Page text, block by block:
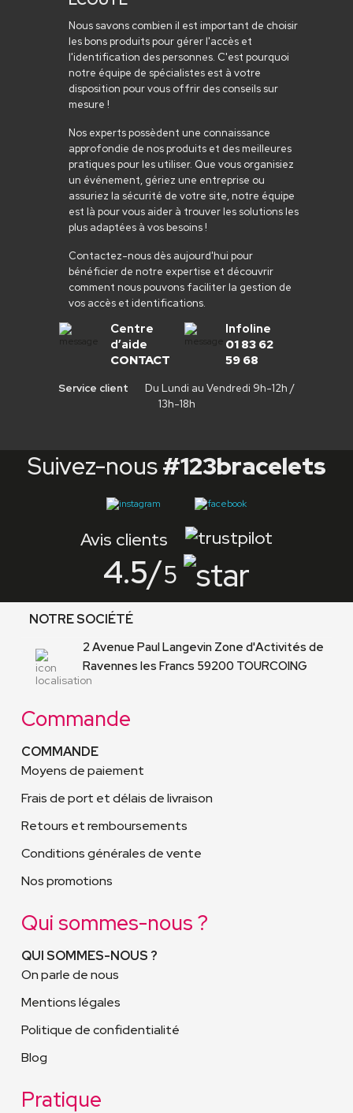
Nous savons combien il est important de choisir
les bons produits pour gérer l'accès et
l'identification des personnes. C'est pourquoi
notre équipe de spécialistes est à votre
disposition pour vous offrir des conseils sur
mesure !
Nos experts possèdent une connaissance
approfondie de nos produits et des meilleures
pratiques pour les utiliser. Que vous organisiez
un événement, gériez une entreprise ou
assuriez la sécurité de votre site, notre équipe
est là pour vous aider à trouver les solutions les
plus adaptées à vos besoins !
Contactez-nous dès aujourd'hui pour
bénéficier de notre expertise et découvrir
comment nous pouvons faciliter la gestion de
vos accès et identifications.
Centre
d’aide
CONTACT
Infoline
01 83 62
59 68
Service client
Du Lundi au Vendredi 9h-12h /
13h-18h
Suivez-nous#123bracelets
Avis clients
4.5/5
NOTRE SOCIÉTÉ
2 Avenue Paul Langevin Zone d'Activités de
Ravennes les Francs 59200 TOURCOING
Commande
COMMANDE
Conditions générales de vente
Moyens de paiement
Frais de port et délais de livraison
Retours et remboursements
Nos promotions
Qui sommes-nous ?
QUI SOMMES-NOUS ?
Mentions légales
Politique de confidentialité
On parle de nous
Blog
Pratique